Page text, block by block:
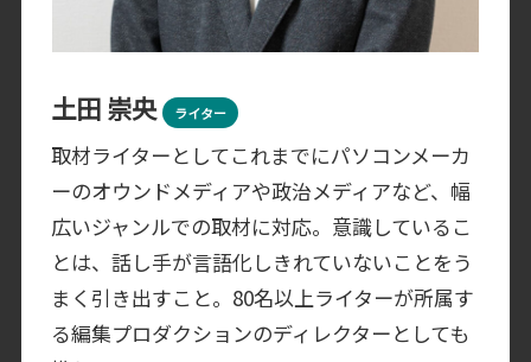
土田 崇央 ライター
取材ライターとしてこれまでにパソコンメーカ
ーのオウンドメディアや政治メディアなど、幅
広いジャンルでの取材に対応。意識しているこ
とは、話し手が言語化しきれていないことをう
まく引き出すこと。80名以上ライターが所属す
る編集プロダクションのディレクターとしても